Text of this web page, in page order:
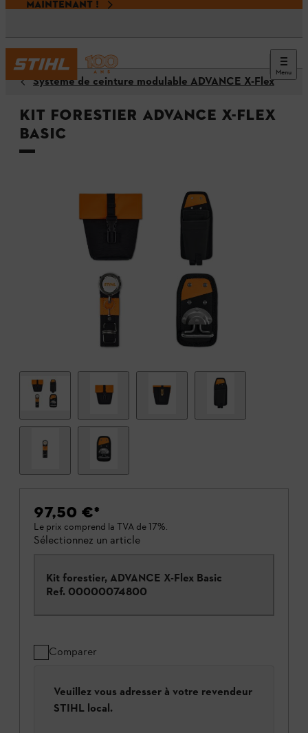
MAINTENANT !
Menu
Système de ceinture modulable ADVANCE X-Flex
Kit forestier ADVANCE X-Flex
Basic
97,50 €*
Le prix comprend la TVA de 17%.
Sélectionnez un article
Kit forestier, ADVANCE X-Flex Basic
Ref. 00000074800
Comparer
Veuillez vous adresser à votre revendeur
STIHL local.